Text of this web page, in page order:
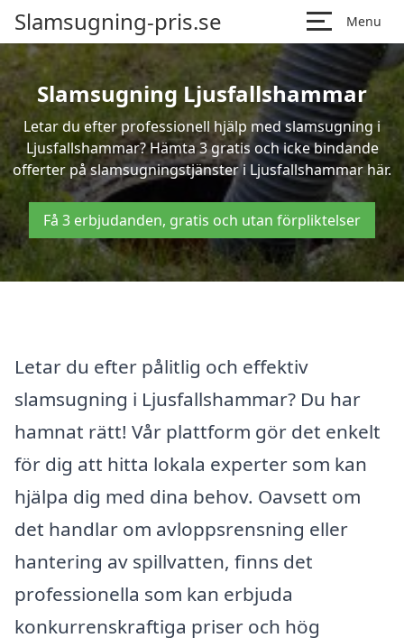
Slamsugning-pris.se Menu
Slamsugning Ljusfallshammar
Letar du efter professionell hjälp med slamsugning i
Ljusfallshammar? Hämta 3 gratis och icke bindande
offerter på slamsugningstjänster i Ljusfallshammar här.
Få 3 erbjudanden, gratis och utan förpliktelser
Letar du efter pålitlig och effektiv
slamsugning i Ljusfallshammar? Du har
hamnat rätt! Vår plattform gör det enkelt
för dig att hitta lokala experter som kan
hjälpa dig med dina behov. Oavsett om
det handlar om avloppsrensning eller
hantering av spillvatten, finns det
professionella som kan erbjuda
konkurrenskraftiga priser och hög